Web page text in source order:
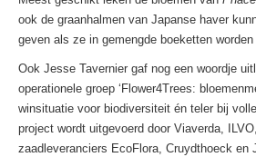
ook de graanhalmen van Japanse haver
geven als ze in gemengde boeketten
Ook Jesse Tavernier gaf nog een woordje
operationele groep ‘Flower4Trees:
winsituatie voor biodiversiteit én teler bij
project wordt uitgevoerd door Viaverda,
zaadleveranciers EcoFlora, Cruydthoeck en